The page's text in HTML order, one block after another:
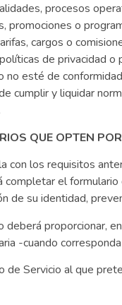
procesos
promociones o
cargos o
de privacidad
no esté de
cumplir y liquidar
QUE OPTEN
con los requisitos
el
de su identidad,
deberá proporcionar,
-cuando
Servicio al que